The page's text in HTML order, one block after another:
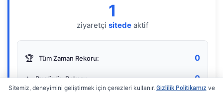
1
ziyaretçi sitede aktif
🏆 Tüm Zaman Rekoru: 0
⭐ Bugünün Rekoru: 0
Sitemiz, deneyimini geliştirmek için çerezleri kullanır. Gizlilik Politikamız ve